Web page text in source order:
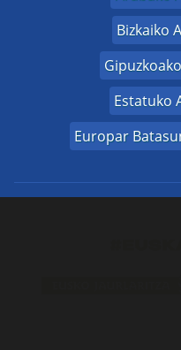
Bizkaiko
Estatuko
Europar